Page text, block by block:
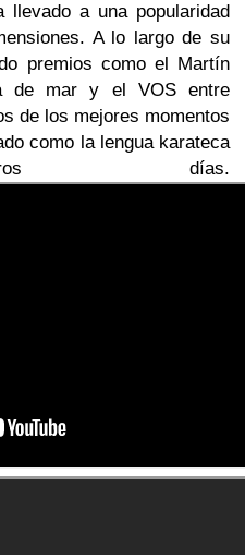
a una popularidad
A lo largo de su
premios como el Martín
de mar y el VOS entre
de los mejores momentos
como la lengua karateca
días.